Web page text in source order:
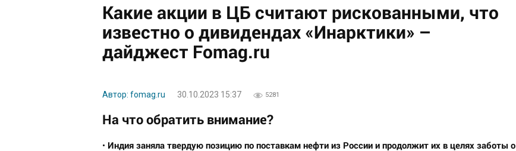
Какие акции в ЦБ считают рискованными, что
известно о дивидендах «Инарктики» –
дайджест Fomag.ru
Автор: fomag.ru 30.10.2023 15:37 5281
На что обратить внимание?
• Индия заняла твердую позицию по поставкам нефти из России и продолжит их в целях заботы о